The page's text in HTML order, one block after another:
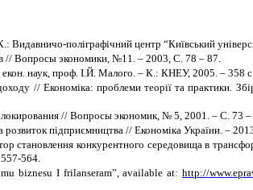
Видавничо-поліграфічний центр “Київський
// Вопросы экономики, №11. – 2003, С. 78 – 87.
екон. наук, проф. І.Й. Малого. – К.: КНЕУ, 2005. – 358
// Економіка: проблеми теорії та практики.
// Вопросы экономик, № 5, 2001. – С. 73 –
розвиток підприємництва // Економіка України. –
становлення конкурентного середовища в
564.
biznesu I frilanseram”, available at:http://